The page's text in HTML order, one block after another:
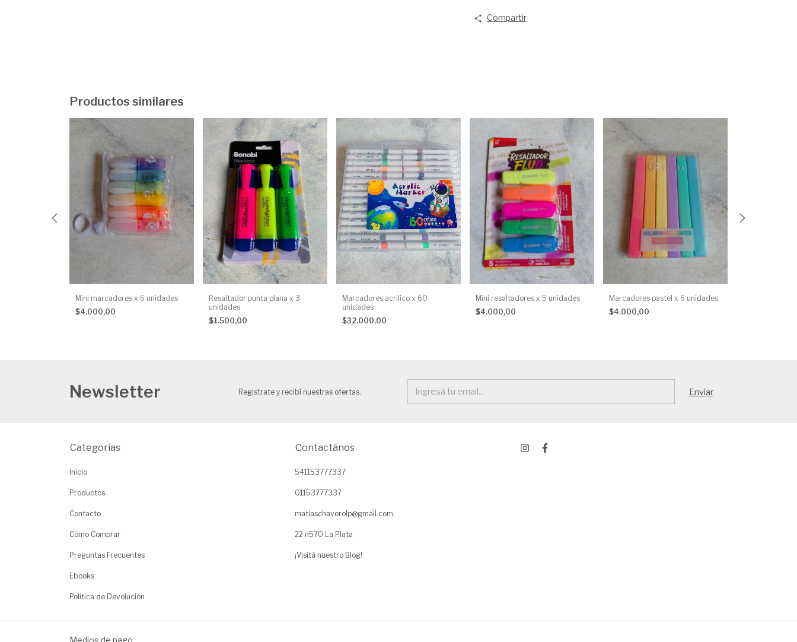
Compartir
Productos similares
Mini marcadores x 6 unidades
$4.000,00
Resaltador punta plana x 3
unidades
$1.500,00
Marcadores acrilico x 60
unidades
$32.000,00
Mini resaltadores x 5 unidades
$4.000,00
Marcadores pastel x 6 unidades
$4.000,00
Newsletter Registrate y recibí nuestras ofertas.
Categorías
Inicio
Productos
Contacto
Cómo Comprar
Preguntas Frecuentes
Ebooks
Política de Devolución
Contactános
541153777337
01153777337
matiaschaverolp@gmail.com
22 n570 La Plata
¡Visitá nuestro Blog!